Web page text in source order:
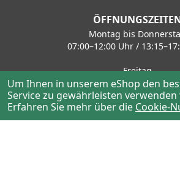
Montag bis
07:00–12:00 Uhr /
Freitag
07:00–12:00 Uhr /
KONTAKT
Haustechnik / Tiefbau
Um Ihnen in unserem eShop den
Service zu gewährleisten verwenden
Erfahren Sie mehr über die Cookie-